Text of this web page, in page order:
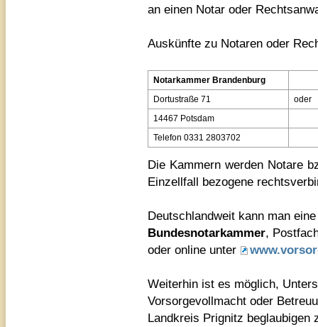
an einen Notar oder
Auskünfte zu Notaren oder
Notarkammer Brandenburg
Dortustraße 71
oder
14467 Potsdam
Telefon 0331 2803702
Die Kammern werden Notare
Einzellfall bezogene
Deutschlandweit kann man
Bundesnotarkammer,
oder online unter
Weiterhin ist es möglich,
Vorsorgevollmacht oder
Landkreis Prignitz